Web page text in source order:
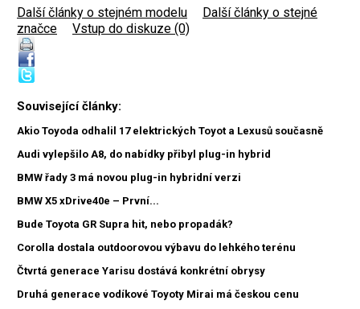
Další články o stejném modelu
Další články o stejné
značce
Vstup do diskuze (0)
Související články:
Akio Toyoda odhalil 17 elektrických Toyot a Lexusů současně
Audi vylepšilo A8, do nabídky přibyl plug-in hybrid
BMW řady 3 má novou plug-in hybridní verzi
BMW X5 xDrive40e – První...
Bude Toyota GR Supra hit, nebo propadák?
Corolla dostala outdoorovou výbavu do lehkého terénu
Čtvrtá generace Yarisu dostává konkrétní obrysy
Druhá generace vodíkové Toyoty Mirai má českou cenu